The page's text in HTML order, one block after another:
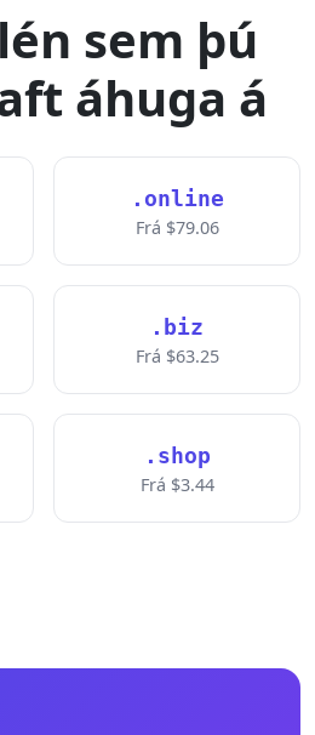
sem þú
áhuga á
.online
Frá $79.06
.biz
Frá $63.25
.shop
Frá $3.44